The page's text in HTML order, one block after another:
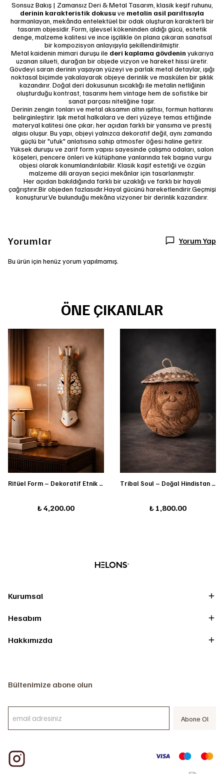
Sonsuz Bakış | Zamansız Deri & Metal Tasarım, klasik keşif ruhunu,
derinin karakteristik dokusu ve metalin asil parıltısıyla
harmanlayan, mekânda entelektüel bir odak oluşturan karakterli bir
tasarım objesidir. Form, işlevsel kökeninden aldığı gücü, estetik
denge, malzeme kalitesi ve ince işçilikle ön plana çıkaran sanatsal
bir kompozisyon anlayışıyla şekillendirilmiştir.
Metal kaidenin mimari duruşu ile deri kaplama gövdenin yukarıya
uzanan silueti, durağan bir objede vizyon ve hareket hissi üretir.
Gövdeyi saran derinin yaşayan yüzeyi ve parlak metal detaylar, ışığı
noktasal biçimde yakalayarak objeye derinlik ve maskülen bir şıklık
kazandırır. Doğal deri dokusunun sıcaklığı ile metalin netliğinin
oluşturduğu kontrast, tasarımı hem vintage hem de sofistike bir
sanat parçası niteliğine taşır.
Derinin zengin tonları ve metal aksamın altın ışıltısı, formun hatlarını
belirginleştirir. Işık metal halkalara ve deri yüzeye temas ettiğinde
materyal kalitesi öne çıkar; her açıdan farklı bir yansıma ve prestij
algısı oluşur. Bu yapı, objeyi yalnızca dekoratif değil, aynı zamanda
güçlü bir "ufuk" anlatısına sahip atmosfer öğesi haline getirir.
Yüksek duruşu ve zarif form yapısı sayesinde çalışma odaları, salon
köşeleri, pencere önleri ve kütüphane yanlarında tek başına vurgu
objesi olarak konumlandırılabilir. Klasik kaşif estetiği ve özgün
malzeme dili arayan seçici mekânlar için tasarlanmıştır.
Her açıdan bakıldığında farklı bir uzaklığı ve farklı bir hayali
çağrıştırır.Bir objeden fazlasıdır.Hayal gücünü hareketlendirir.Geçmişi
konuşturur.Ve bulunduğu mekâna vizyoner bir derinlik kazandırır.
Yorumlar Yorum Yap
Bu ürün için henüz yorum yapılmamış.
ÖNE ÇIKANLAR
Ritüel Form – Dekoratif Etnik Maske
₺ 4,200.00
Tribal Soul – Doğal Hindistan Cevizi Figürü (Şapkalı)
₺ 1,800.00
Kurumsal
Hesabım
Hakkımızda
Bültenimize abone olun
Abone Ol